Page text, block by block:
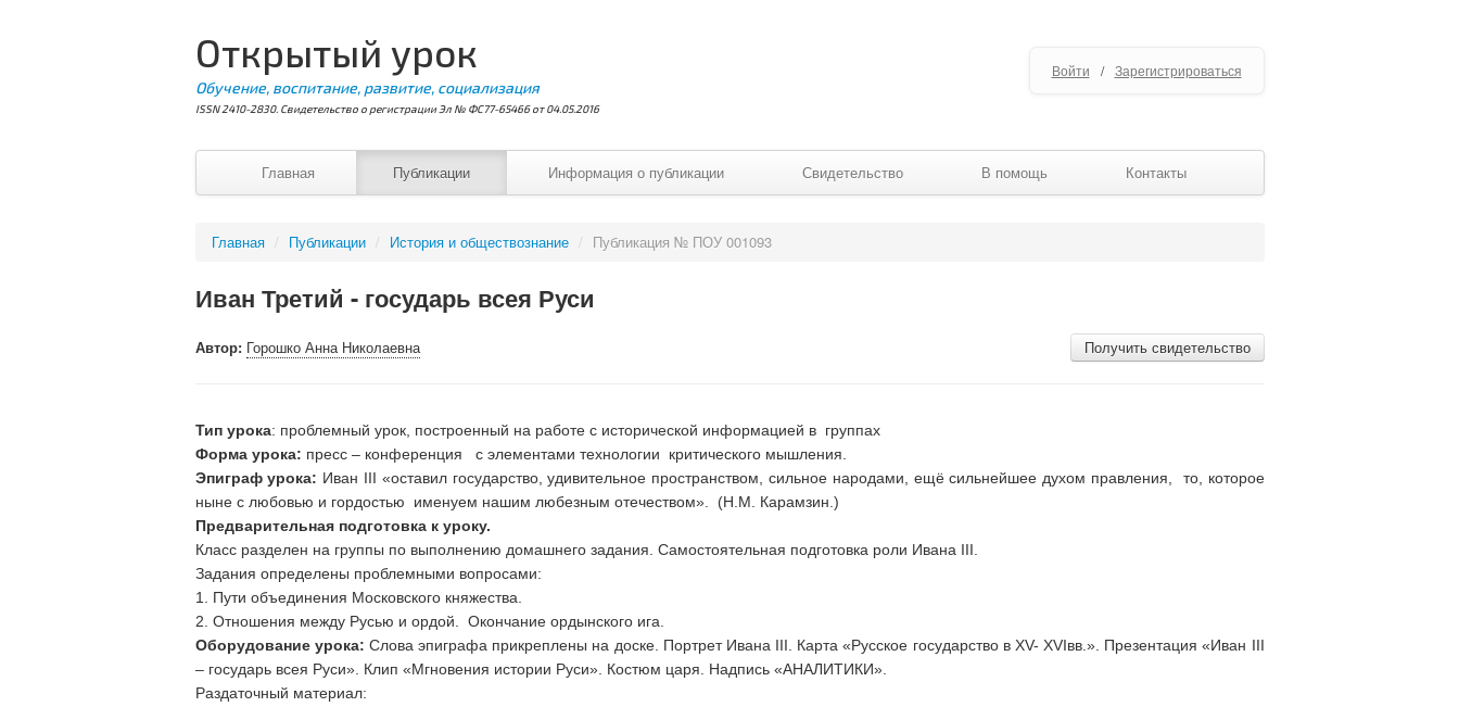
Открытый урок
Обучение, воспитание, развитие, социализация
ISSN 2410-2830. Свидетельство о регистрации Эл № ФС77-65466 от 04.05.2016
Войти / Зарегистрироваться
Главная Публикации Информация о публикации Свидетельство В помощь Контакты
Главная / Публикации / История и обществознание / Публикация № ПОУ 001093
Иван Третий - государь всея Руси
Получить свидетельство
Автор: Горошко Анна Николаевна
Тип урока: проблемный урок, построенный на работе с исторической информацией в группах
Форма урока: пресс – конференция с элементами технологии критического мышления.
Эпиграф урока: Иван III «оставил государство, удивительное пространством, сильное народами, ещё сильнейшее духом правления, то, которое
ныне с любовью и гордостью именуем нашим любезным отечеством». (Н.М. Карамзин.)
Предварительная подготовка к уроку.
Класс разделен на группы по выполнению домашнего задания. Самостоятельная подготовка роли Ивана III.
Задания определены проблемными вопросами:
1. Пути объединения Московского княжества.
2. Отношения между Русью и ордой. Окончание ордынского ига.
Оборудование урока: Слова эпиграфа прикреплены на доске. Портрет Ивана III. Карта «Русское государство в XV- XVIвв.». Презентация «Иван III
– государь всея Руси». Клип «Мгновения истории Руси». Костюм царя. Надпись «АНАЛИТИКИ».
Раздаточный материал: